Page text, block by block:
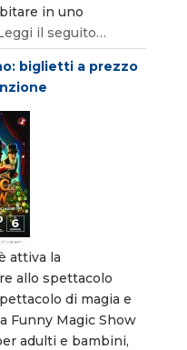
in uno
il seguito…
biglietti a prezzo
attiva la
allo spettacolo
di magia e
Funny Magic Show
adulti e bambini,